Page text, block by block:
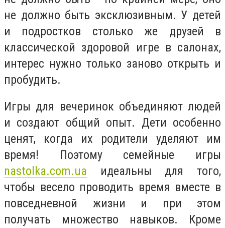
не должно быть эксклюзивным. У детей
и подростков столько же друзей в
классической здоровой игре в салонах,
интерес нужно только заново открыть и
пробудить.
Игры для вечеринок объединяют людей
и создают общий опыт. Дети особенно
ценят, когда их родители уделяют им
время! Поэтому семейные игры
nastolka.com.ua идеальны для того,
чтобы весело проводить время вместе в
повседневной жизни и при этом
получать множество навыков. Кроме